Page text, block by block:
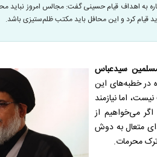
به اهداف قیام حسینی گفت: مجالس امروز نباید
قیام کرد و این محافل باید مکتب ظلم‌ستیزی باشد.
سیدعباس
بافق، ۱۲ تیرماه در خطبه‌های این
اما نیازمند
می‌خواهیم از
متعال به دوش
محرمات.